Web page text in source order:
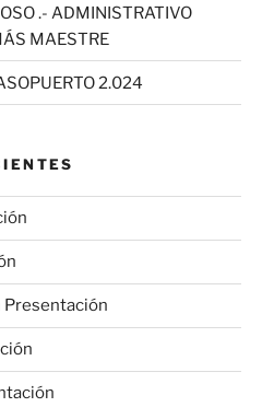
.- ADMINISTRATIVO
MAESTRE
2.024
Presentación